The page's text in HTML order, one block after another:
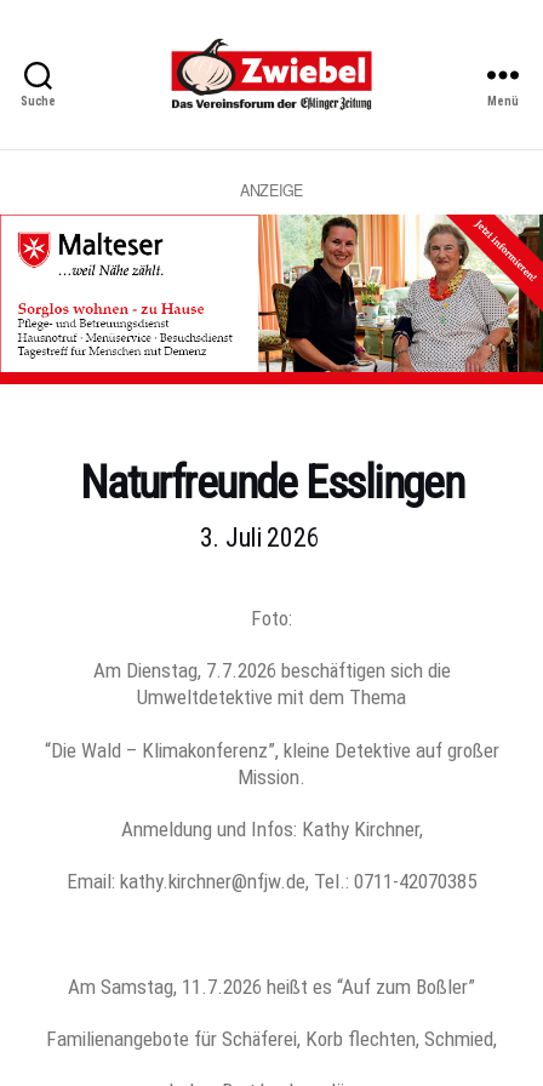
Suche
Vereinsforum
Eßlinger
Zeitung
Menü
ANZEIGE
KategorienNaturfreunde Esslingen
3. Juli 2026
Foto:
Am Dienstag, 7.7.2026 beschäftigen sich die
Umweltdetektive mit dem Thema
“Die Wald – Klimakonferenz”, kleine Detektive auf großer
Mission.
Anmeldung und Infos: Kathy Kirchner,
Email: kathy.kirchner@nfjw.de, Tel.: 0711-42070385
Am Samstag, 11.7.2026 heißt es “Auf zum Boßler”
Familienangebote für Schäferei, Korb flechten, Schmied,